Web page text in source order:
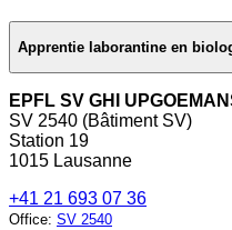
Apprentie laborantine en
EPFL SV GHI
SV 2540 (Bâtiment SV)
Station 19
1015 Lausanne
+41 21 693 07 36
Office: SV 2540